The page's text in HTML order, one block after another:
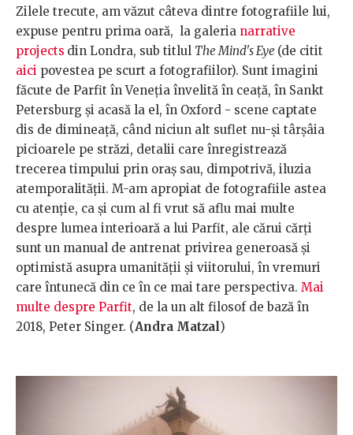
Zilele trecute, am văzut câteva dintre fotografiile lui,
expuse pentru prima oară, la galeria narrative
projects din Londra, sub titlul The Mind's Eye (de citit
aici povestea pe scurt a fotografiilor). Sunt imagini
făcute de Parfit în Veneția învelită în ceață, în Sankt
Petersburg și acasă la el, în Oxford - scene captate
dis de dimineață, când niciun alt suflet nu-și târșâia
picioarele pe străzi, detalii care înregistrează
trecerea timpului prin oraș sau, dimpotrivă, iluzia
atemporalității. M-am apropiat de fotografiile astea
cu atenție, ca și cum al fi vrut să aflu mai multe
despre lumea interioară a lui Parfit, ale cărui cărți
sunt un manual de antrenat privirea generoasă și
optimistă asupra umanității și viitorului, în vremuri
care întunecă din ce în ce mai tare perspectiva. Mai
multe despre Parfit, de la un alt filosof de bază în
2018, Peter Singer. (Andra Matzal)